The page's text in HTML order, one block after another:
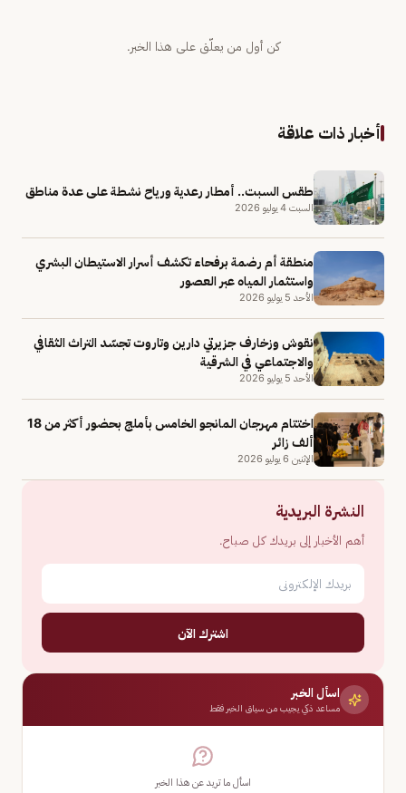
كن أول من يعلّق على هذا الخبر.
أخبار ذات علاقة
طقس السبت.. أمطار رعدية ورياح نشطة على عدة مناطق
السبت 4 يوليو 2026
منطقة أم رضمة برفحاء تكشف أسرار الاستيطان البشري
واستثمار المياه عبر العصور
الأحد 5 يوليو 2026
نقوش وزخارف جزيرتي دارين وتاروت تجسّد التراث الثقافي
والاجتماعي في الشرقية
الأحد 5 يوليو 2026
اختتام مهرجان المانجو الخامس بأملج بحضور أكثر من 18
ألف زائر
الإثنين 6 يوليو 2026
النشرة البريدية
أهم الأخبار إلى بريدك كل صباح.
اشترك الآن
اسأل الخبر
مساعد ذكي يجيب من سياق الخبر فقط
اسأل ما تريد عن هذا الخبر